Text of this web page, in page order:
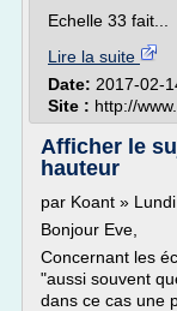
Echelle 33 fait...
Lire la suite
Date: 2017-02-
Site : http://
Afficher le
hauteur
par Koant »
Bonjour Eve,
Concernant les
"aussi souvent
dans ce cas une